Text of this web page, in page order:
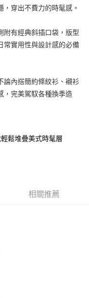
立即使用無須另外申請。
會自動跳轉到大哥付的交易
款截止日，確認付款後即完
交易確認頁面所載為準。
核未通過，訂單將自動取
哥付你分期系統評分，恕無
於每月結算日後寄送繳費提
台灣大直營門市／銀行轉
大進項蒐集、處理及利用，
支付方式。 讓您購物簡單
。
。
成結帳。
交易完成。
頁面顯示為準，若有關於
，請聯繫「AFTEE先享後付
護人之同意方可使用
損失，本公司不負相關責
穿出不費力的時髦感。
附有經典斜插口袋，版型
常實用性與設計感的必備
論內搭簡約條紋衫、襯衫
，完美駕馭各種換季造
鬆堆疊美式時髦層
相關推薦